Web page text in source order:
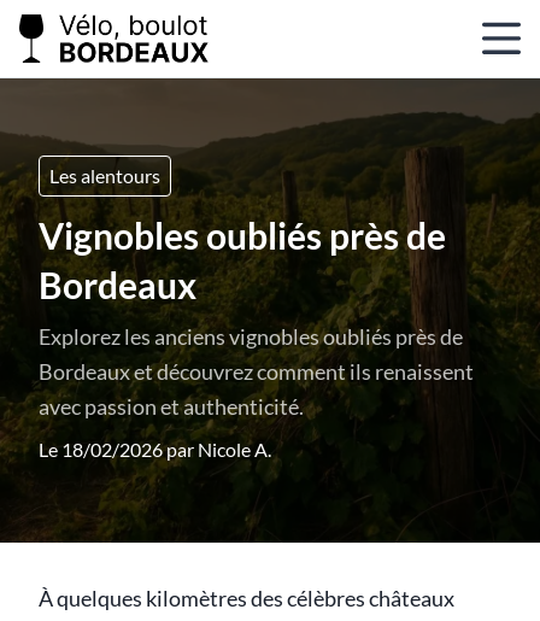
Les alentours
Vignobles oubliés près de
Bordeaux
Explorez les anciens vignobles oubliés près de
Bordeaux et découvrez comment ils renaissent
avec passion et authenticité.
Le 18/02/2026 par Nicole A.
À quelques kilomètres des célèbres châteaux